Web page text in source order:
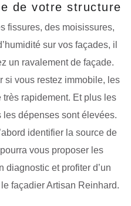
de votre structure
fissures, des moisissures,
sur vos façades, il
un ravalement de façade.
si vous restez immobile, les
très rapidement. Et plus les
dépenses sont élevées.
identifier la source de
vous proposer les
diagnostic et profiter d’un
façadier Artisan Reinhard.